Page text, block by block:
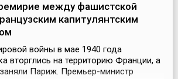
между фашистской
капитулянтским
войны в мае 1940 года
вторглись на территорию Франции, а
Париж. Премьер-министр